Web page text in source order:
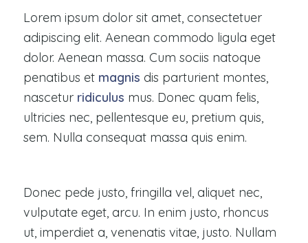
Lorem ipsum dolor sit amet, consectetuer
adipiscing elit. Aenean commodo ligula eget
dolor. Aenean massa. Cum sociis natoque
penatibus et magnis dis parturient montes,
nascetur ridiculus mus. Donec quam felis,
ultricies nec, pellentesque eu, pretium quis,
sem. Nulla consequat massa quis enim.
Donec pede justo, fringilla vel, aliquet nec,
vulputate eget, arcu. In enim justo, rhoncus
ut, imperdiet a, venenatis vitae, justo. Nullam